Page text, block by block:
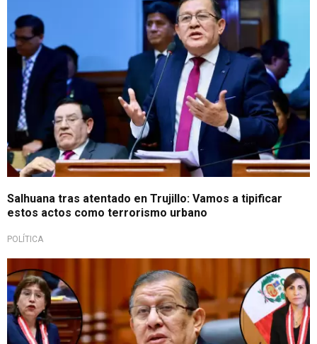
Salhuana tras atentado en Trujillo: Vamos a tipificar
estos actos como terrorismo urbano
POLÍTICA
Importante